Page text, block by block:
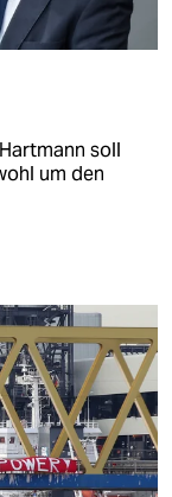
soll
um den